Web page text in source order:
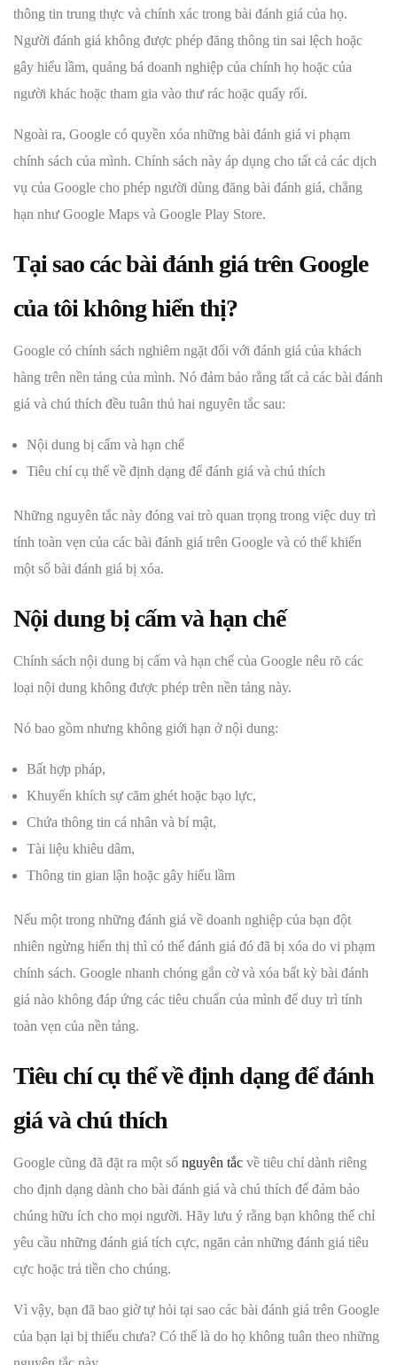
thông tin trung thực và chính xác trong bài đánh giá của họ.
Người đánh giá không được phép đăng thông tin sai lệch hoặc
gây hiểu lầm, quảng bá doanh nghiệp của chính họ hoặc của
người khác hoặc tham gia vào thư rác hoặc quấy rối.
Ngoài ra, Google có quyền xóa những bài đánh giá vi phạm
chính sách của mình. Chính sách này áp dụng cho tất cả các dịch
vụ của Google cho phép người dùng đăng bài đánh giá, chẳng
hạn như Google Maps và Google Play Store.
Tại sao các bài đánh giá trên Google
của tôi không hiển thị?
Google có chính sách nghiêm ngặt đối với đánh giá của khách
hàng trên nền tảng của mình. Nó đảm bảo rằng tất cả các bài đánh
giá và chú thích đều tuân thủ hai nguyên tắc sau:
Nội dung bị cấm và hạn chế
Tiêu chí cụ thể về định dạng để đánh giá và chú thích
Những nguyên tắc này đóng vai trò quan trọng trong việc duy trì
tính toàn vẹn của các bài đánh giá trên Google và có thể khiến
một số bài đánh giá bị xóa.
Nội dung bị cấm và hạn chế
Chính sách nội dung bị cấm và hạn chế của Google nêu rõ các
loại nội dung không được phép trên nền tảng này.
Nó bao gồm nhưng không giới hạn ở nội dung:
Bất hợp pháp,
Khuyến khích sự căm ghét hoặc bạo lực,
Chứa thông tin cá nhân và bí mật,
Tài liệu khiêu dâm,
Thông tin gian lận hoặc gây hiểu lầm
Nếu một trong những đánh giá về doanh nghiệp của bạn đột
nhiên ngừng hiển thị thì có thể đánh giá đó đã bị xóa do vi phạm
chính sách. Google nhanh chóng gắn cờ và xóa bất kỳ bài đánh
giá nào không đáp ứng các tiêu chuẩn của mình để duy trì tính
toàn vẹn của nền tảng.
Tiêu chí cụ thể về định dạng để đánh
giá và chú thích
Google cũng đã đặt ra một số nguyên tắc về tiêu chí dành riêng
cho định dạng dành cho bài đánh giá và chú thích để đảm bảo
chúng hữu ích cho mọi người. Hãy lưu ý rằng bạn không thể chỉ
yêu cầu những đánh giá tích cực, ngăn cản những đánh giá tiêu
cực hoặc trả tiền cho chúng.
Vì vậy, bạn đã bao giờ tự hỏi tại sao các bài đánh giá trên Google
của bạn lại bị thiếu chưa? Có thể là do họ không tuân theo những